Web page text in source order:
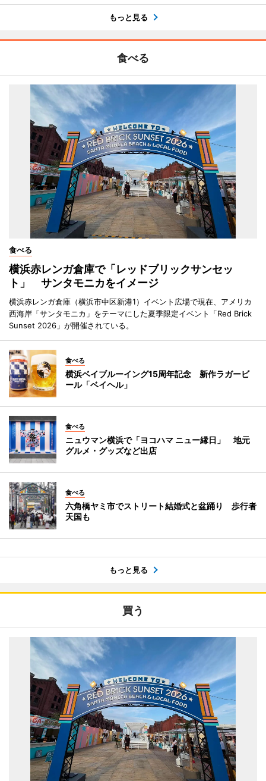
もっと見る
食べる
食べる
横浜赤レンガ倉庫で「レッドブリックサンセッ
ト」 サンタモニカをイメージ
横浜赤レンガ倉庫（横浜市中区新港1）イベント広場で現在、アメリカ
西海岸「サンタモニカ」をテーマにした夏季限定イベント「Red Brick
Sunset 2026」が開催されている。
食べる
横浜ベイブルーイング15周年記念 新作ラガービ
ール「ベイヘル」
食べる
ニュウマン横浜で「ヨコハマ ニュー縁日」 地元
グルメ・グッズなど出店
食べる
六角橋ヤミ市でストリート結婚式と盆踊り 歩行者
天国も
もっと見る
買う